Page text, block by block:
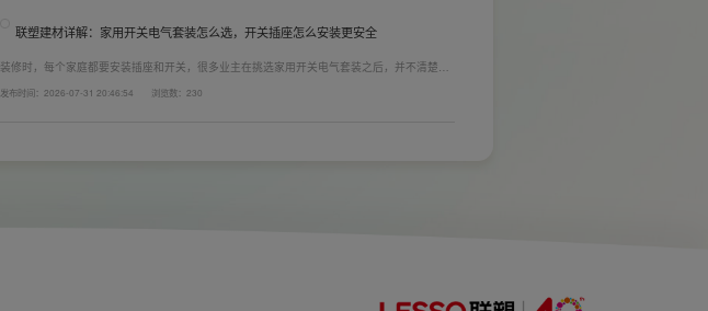
联塑建材详解：家用开关电气套装怎么选，开关插座怎么安装更安全
装修时，每个家庭都要安装插座和开关，很多业主在挑选家用开关电气套装之后，并不清楚插
久安全，必须做到选对产品+规范安装双重达标。
发布时间：2026-07-31 20:46:54 浏览数：230